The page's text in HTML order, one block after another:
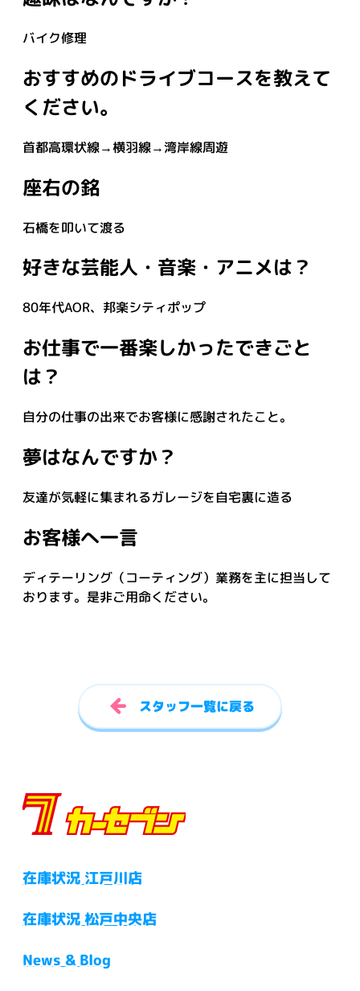
バイク修理
おすすめのドライブコースを教えて
ください。
首都高環状線→横羽線→湾岸線周遊
座右の銘
石橋を叩いて渡る
好きな芸能人・音楽・アニメは？
80年代AOR、邦楽シティポップ
お仕事で一番楽しかったできごと
は？
自分の仕事の出来でお客様に感謝されたこと。
夢はなんですか？
友達が気軽に集まれるガレージを自宅裏に造る
お客様へ一言
ディテーリング（コーティング）業務を主に担当して
おります。是非ご用命ください。
スタッフ一覧に戻る
在庫状況 江戸川店
在庫状況 松戸中央店
News & Blog